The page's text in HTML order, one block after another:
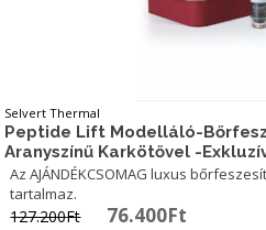
Selvert Thermal
Peptide Lift Modelláló-
Aranyszínű Karkötővel -
Az AJÁNDÉKCSOMAG luxus
tartalmaz.
127.200Ft Original
76.400Ft